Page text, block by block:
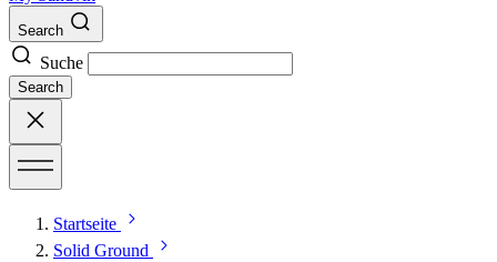
Search
Suche
Search
Startseite
Solid Ground